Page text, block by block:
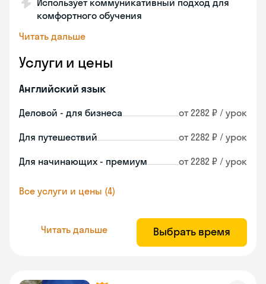
Использует коммуникативный подход для
комфортного обучения
Читать дальше
Услуги и цены
Английский язык
Деловой - для бизнеса от 2282 ₽ / урок
Для путешествий от 2282 ₽ / урок
Для начинающих - премиум от 2282 ₽ / урок
Все услуги и цены (4)
Читать дальше Выбрать время